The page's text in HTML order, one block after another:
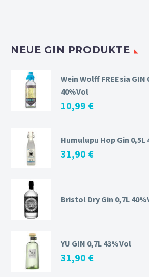
NEUE GIN PRODUKTE
Wein Wolff FREEsia GIN
40%Vol
10,99 €
Humulupu Hop Gin 0,5L
31,90 €
Bristol Dry Gin 0,7L
YU GIN 0,7L 43%Vol
31,90 €